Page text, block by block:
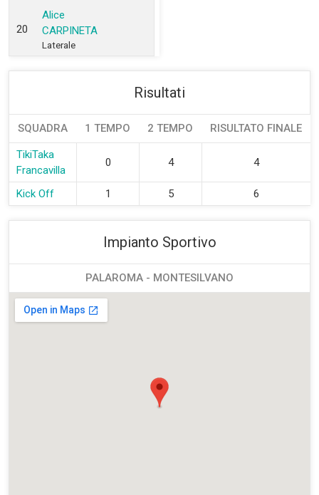
20
Alice
CARPINETA
Laterale
Risultati
SQUADRA 1 TEMPO 2 TEMPO RISULTATO FINALE
TikiTaka
Francavilla
0 4 4
Kick Off 1 5 6
Impianto Sportivo
PALAROMA - MONTESILVANO